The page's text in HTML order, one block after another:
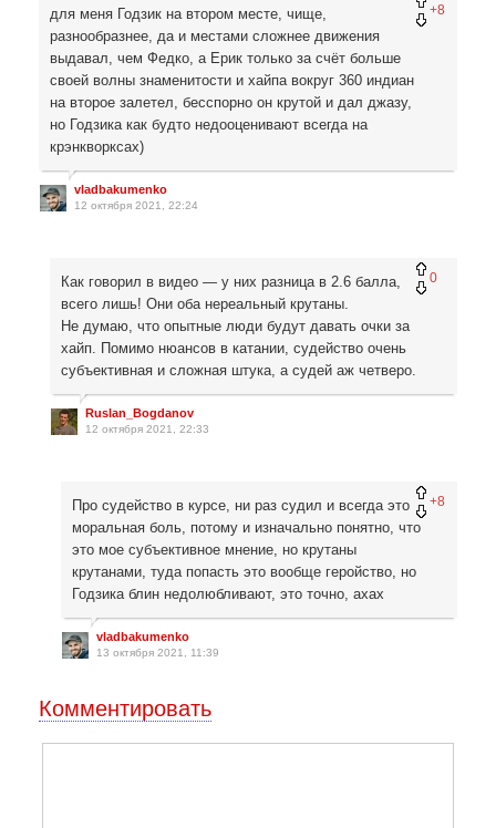
+8
для меня Годзик на втором месте, чище,
разнообразнее, да и местами сложнее движения
выдавал, чем Федко, а Ерик только за счёт больше
своей волны знаменитости и хайпа вокруг 360 индиан
на второе залетел, бесспорно он крутой и дал джазу,
но Годзика как будто недооценивают всегда на
крэнкворксах)
vladbakumenko
12 октября 2021, 22:24
0
Как говорил в видео — у них разница в 2.6 балла,
всего лишь! Они оба нереальный крутаны.
Не думаю, что опытные люди будут давать очки за
хайп. Помимо нюансов в катании, судейство очень
субъективная и сложная штука, а судей аж четверо.
Ruslan_Bogdanov
12 октября 2021, 22:33
+8
Про судейство в курсе, ни раз судил и всегда это
моральная боль, потому и изначально понятно, что
это мое субъективное мнение, но крутаны
крутанами, туда попасть это вообще геройство, но
Годзика блин недолюбливают, это точно, ахах
vladbakumenko
13 октября 2021, 11:39
Комментировать